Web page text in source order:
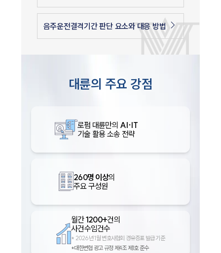
음주운전결격기간 판단 요소와 대응 방법
대륜의 주요 강점
로펌 대륜만의 AI·IT
기술 활용 소송 전략
260명 이상의
주요 구성원
월간1200+건의
사건수임건수
* 2026년 1월 변호사협회 경유증표 발급 기준
*대한변협 광고 규정 제4조 제1호 준수